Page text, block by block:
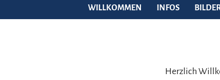
WILLKOMMEN INFOS
Herzlich